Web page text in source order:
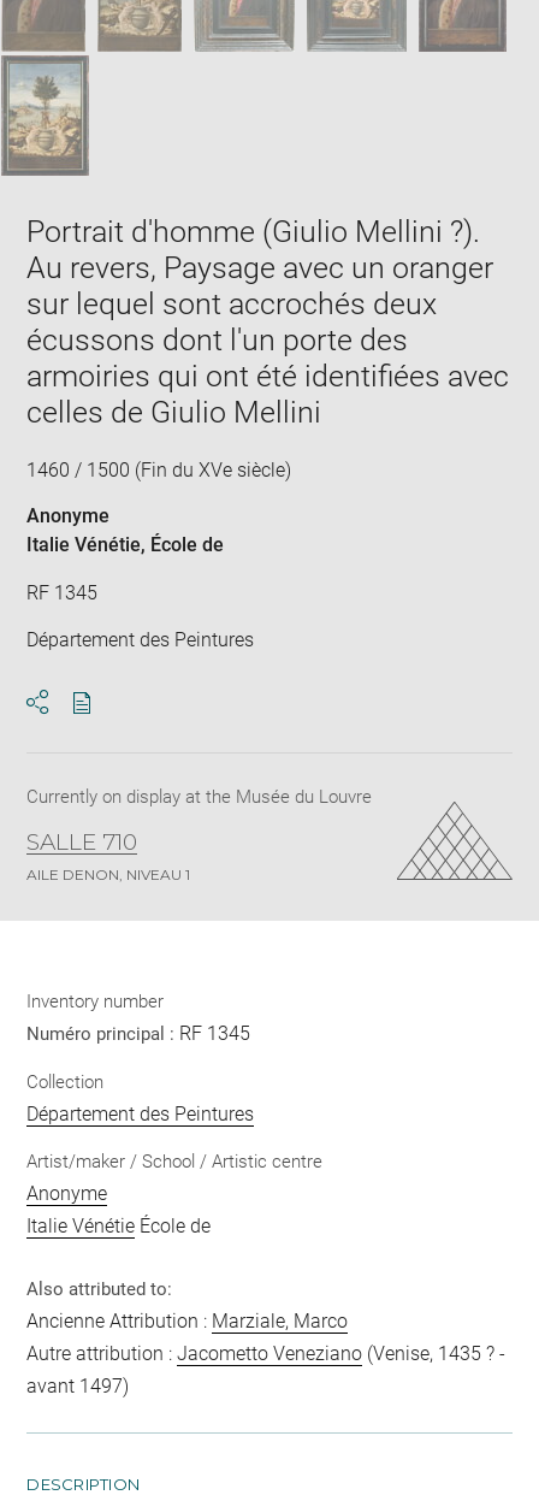
Portrait d'homme (Giulio Mellini ?).
Au revers, Paysage avec un oranger
sur lequel sont accrochés deux
écussons dont l'un porte des
armoiries qui ont été identifiées avec
celles de Giulio Mellini
1460 / 1500 (Fin du XVe siècle)
Anonyme
Italie Vénétie, École de
RF 1345
Département des Peintures
Currently on display at the Musée du Louvre
SALLE 710
AILE DENON, NIVEAU 1
Inventory number
Numéro principal : RF 1345
Collection
Département des Peintures
Artist/maker / School / Artistic centre
Anonyme
Italie Vénétie École de
Also attributed to:
Ancienne Attribution : Marziale, Marco
Autre attribution :Jacometto Veneziano (Venise, 1435 ? -
avant 1497)
DESCRIPTION